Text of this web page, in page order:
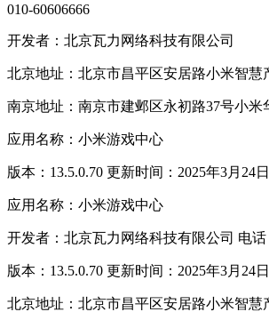
010-60606666
开发者：北京瓦力网络科技有限公司
北京地址：北京市昌平区安居路小米智慧
南京地址：南京市建邺区永初路37号小米
应用名称：小米游戏中心
版本：13.5.0.70 更新时间：2025年3月24日
应用名称：小米游戏中心
开发者：北京瓦力网络科技有限公司 电话
版本：13.5.0.70 更新时间：2025年3月24日
北京地址：北京市昌平区安居路小米智慧